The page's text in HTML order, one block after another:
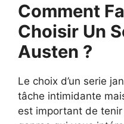
Comment
Choisir Un
Austen ?
Le choix d’un serie
tâche intimidante
est important de